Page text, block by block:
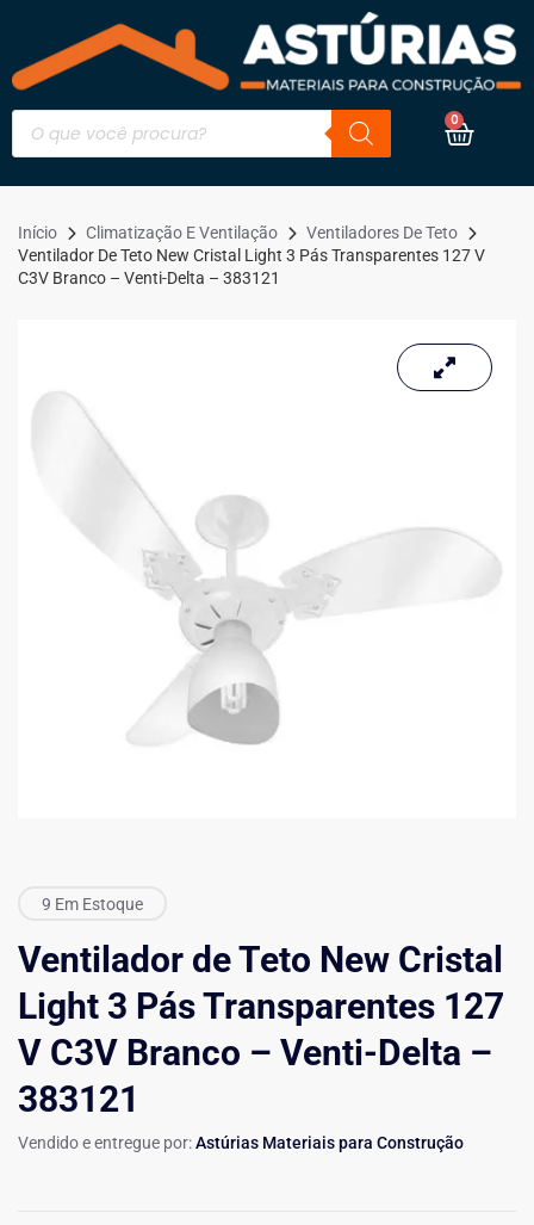
0
Início Climatização E Ventilação
Ventiladores De Teto
Ventilador De Teto New Cristal Light 3 Pás Transparentes 127 V
C3V Branco – Venti-Delta – 383121
9 Em Estoque
Ventilador de Teto New Cristal
Light 3 Pás Transparentes 127
V C3V Branco – Venti-Delta –
383121
Vendido e entregue por:Astúrias Materiais para Construção